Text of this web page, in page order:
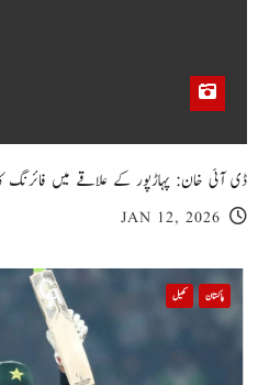
ڈی آئی خان: پہاڑپور کے علاقے میں فائرنگ کا
JAN 12, 2026
پاکستان کھیل